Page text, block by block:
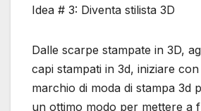
Idea # 3: Diventa stilista 3D
Dalle scarpe stampate in 3D,
capi stampati in 3d, iniziare
marchio di moda di stampa 3d
un ottimo modo per mettere a